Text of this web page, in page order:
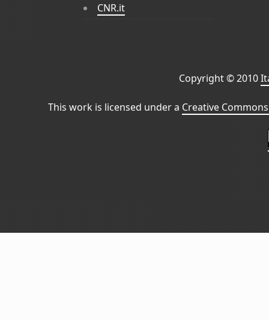
CNR.it
Copyright © 2010
This work is licensed under a Creative